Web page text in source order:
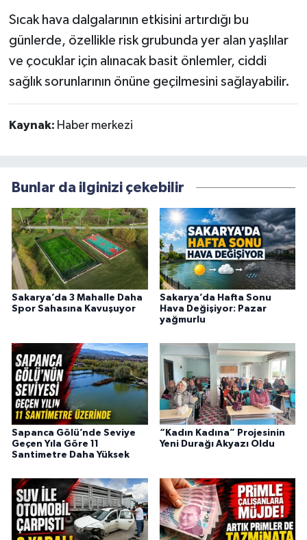
Sıcak hava dalgalarının etkisini artırdığı bu
günlerde, özellikle risk grubunda yer alan yaşlılar
ve çocuklar için alınacak basit önlemler, ciddi
sağlık sorunlarının önüne geçilmesini sağlayabilir.
Kaynak: Haber merkezi
Bunlar da ilginizi çekebilir
Sakarya’da 3 Mahalle Daha
Spor Sahasına Kavuşuyor
Sakarya’da Hafta Sonu
Hava Değişiyor: Pazar
yağmurlu
Sapanca Gölü’nde Seviye
Geçen Yıla Göre 11
Santimetre Daha Yüksek
“Kadın Kadına” Projesinin
Yeni Durağı Akyazı Oldu